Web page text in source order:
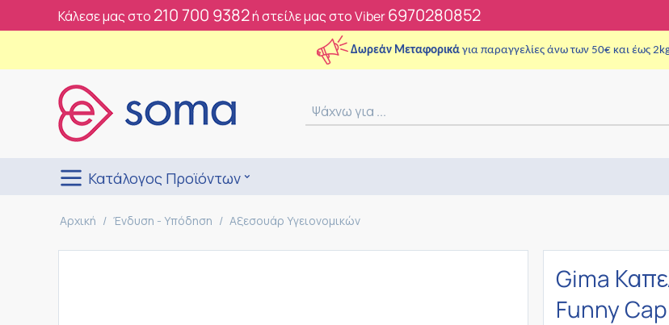
Κάλεσε μας στο 210 700 9382ή στείλε μας στο Viber6970280852
Δωρεάν Μεταφορικάγια παραγγελίες άνω των 50€ και έως
Κατάλογος Προϊόντων
Αρχική / Ένδυση - Υπόδηση / Αξεσουάρ Υγειονομικών
Gima
Funny